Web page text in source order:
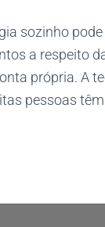
sozinho
a respeito
própria. A
pessoas